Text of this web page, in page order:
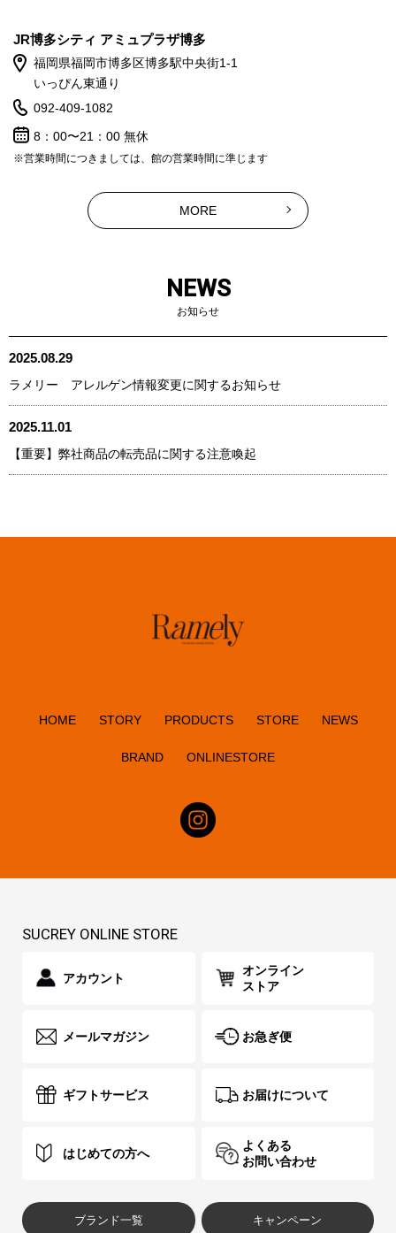
JR博多シティ アミュプラザ博多
福岡県福岡市博多区博多駅中央街1-1
いっぴん東通り
092-409-1082
8：00〜21：00 無休
※営業時間につきましては、館の営業時間に準じます
MORE
NEWS
お知らせ
2025.08.29
ラメリー アレルゲン情報変更に関するお知らせ
2025.11.01
【重要】弊社商品の転売品に関する注意喚起
HOME STORY PRODUCTS STORE NEWS
BRAND ONLINESTORE
SUCREY ONLINE STORE
アカウント
オンライン
ストア
メールマガジン お急ぎ便
ギフトサービス お届けについて
はじめての方へ
よくある
お問い合わせ
ブランド一覧 キャンペーン